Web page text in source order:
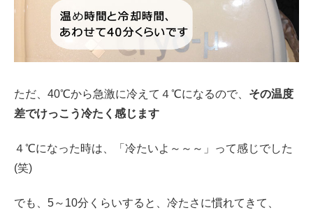
ただ、40℃から急激に冷えて４℃になるので、 その温度
差でけっこう冷たく感じます
４℃になった時は、「冷たいよ～～～」って感じでした
(笑)
でも、5～10分くらいすると、冷たさに慣れてきて、